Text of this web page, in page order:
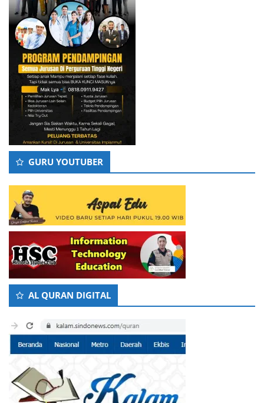
GURU YOUTUBER
AL QURAN DIGITAL